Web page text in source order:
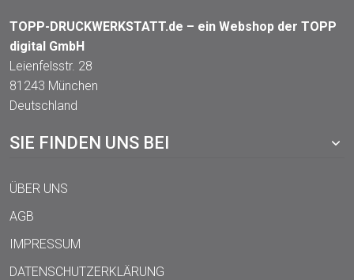
TOPP-DRUCKWERKSTATT.de – ein Webshop der TOPP
digital GmbH
Leienfelsstr. 28
81243 München
Deutschland
SIE FINDEN UNS BEI
ÜBER UNS
AGB
IMPRESSUM
DATENSCHUTZERKLÄRUNG